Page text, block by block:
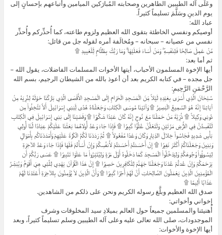
وعَلَى آله الطيبين الطاهرين وصحابته المُبارَكين الميامين وأتباعهم بإحسانٍ إلى
يوم الدينِ وسَلَّمَ تسليماً كثيراً.
عباد الله:
أوصيكم ونفسي الخاطئة بتقوى الله العظيم ولزوم طاعته، كما أُحذِّركم وأُحذِّر
نفسي من عصيانه – سبحانه – ومُخالَفة أمره لقوله جل من قائل:
مَّنْ عَمِلَ صَالِحًا فَلِنَفْسِهِ ۖ وَمَنْ أَسَاءَ فَعَلَيْهَا ۗ وَمَا رَبُّكَ بِظَلَّامٍ لِّلْعَبِيدِ ۩
ثم أما بعد:
أيها الإخوة المسلمون الأحباب، أيتها الأخوات المسلمات الفاضلات، يقول الله –
جل مجده – في كتابه الكريم بعد أن أعوذ بالله من الشيطان الرجيم، بسم الله
الرَّحْمَنِ الرَّحِيمِ:
سُبْحَانَ الَّذِي أَسْرَى بِعَبْدِهِ لَيْلاً مِّنَ الْمَسْجِدِ الْحَرَامِ إِلَى الْمَسْجِدِ الأَقْصَى الَّذِي بَارَكْنَا حَوْلَهُ لِنُرِيَهُ مِنْ
آيَاتِنَا إِنَّهُ هُوَ السَّمِيعُ الْبَصِيرُ ۩ وَآتَيْنَا مُوسَى الْكِتَابَ وَجَعَلْنَاهُ هُدًى لِّبَنِي إِسْرَائِيلَ أَلاَّ تَتَّخِذُواْ مِن
دُونِي وَكِيلاً ۩ ذُرِّيَّةَ مَنْ حَمَلْنَا مَعَ نُوحٍ إِنَّهُ كَانَ عَبْدًا شَكُورًا ۩ وَقَضَيْنَا إِلَى بَنِي إِسْرَائِيلَ فِي الْكِتَابِ
لَتُفْسِدُنَّ فِي الأَرْضِ مَرَّتَيْنِ وَلَتَعْلُنَّ عُلُوًّا كَبِيرًا ۩ فَإِذَا جَاءَ وَعْدُ أُولاهُمَا بَعَثْنَا عَلَيْكُمْ عِبَادًا لَّنَا أُولِي
بَأْسٍ شَدِيدٍ فَجَاسُواْ خِلالَ الدِّيَارِ وَكَانَ وَعْدًا مَّفْعُولاً ۩ ثُمَّ رَدَدْنَا لَكُمُ الْكَرَّةَ عَلَيْهِمْ وَأَمْدَدْنَاكُم بِأَمْوَالٍ
وَبَنِينَ وَجَعَلْنَاكُمْ أَكْثَرَ نَفِيرًا ۩ إِنْ أَحْسَنتُمْ أَحْسَنتُمْ لأَنفُسِكُمْ وَإِنْ أَسَأْتُمْ فَلَهَا فَإِذَا جَاءَ وَعْدُ الآخِرَةِ
لِيَسُوؤُواْ وُجُوهَكُمْ وَلِيَدْخُلُواْ الْمَسْجِدَ كَمَا دَخَلُوهُ أَوَّلَ مَرَّةٍ وَلِيُتَبِّرُواْ مَا عَلَوْا تَتْبِيرًا ۩ عَسَى رَبُّكُمْ أَن
يَرْحَمَكُمْ وَإِنْ عُدتُّمْ عُدْنَا وَجَعَلْنَا جَهَنَّمَ لِلْكَافِرِينَ حَصِيرًا ۩ إِنَّ هَذَا الْقُرْآنَ يَهْدِي لِلَّتِي هِيَ أَقْوَمُ وَيُبَشِّرُ
الْمُؤْمِنِينَ الَّذِينَ يَعْمَلُونَ الصَّالِحَاتِ أَنَّ لَهُمْ أَجْرًا كَبِيرًا ۩ وَأَنَّ الَّذِينَ لاَ يُؤْمِنُونَ بِالآخِرَةِ أَعْتَدْنَا لَهُمْ
عَذَابًا أَلِيمًا ۩
صدق الله العظيم وبلَّغ رسوله الكريم ونحن على ذلكم من الشاهدين.
إخواني وأخواتي:
أُهنيئنا والمسلمين جميعاً حول العالم بميلادِ سيد المخلوقات وشرف
الموجدودات، صلى الله تعالى عليه وعلى آله الطيبين وسلم تسليماً كثيراً، وبعد
أيها الإخوة والأخوات: